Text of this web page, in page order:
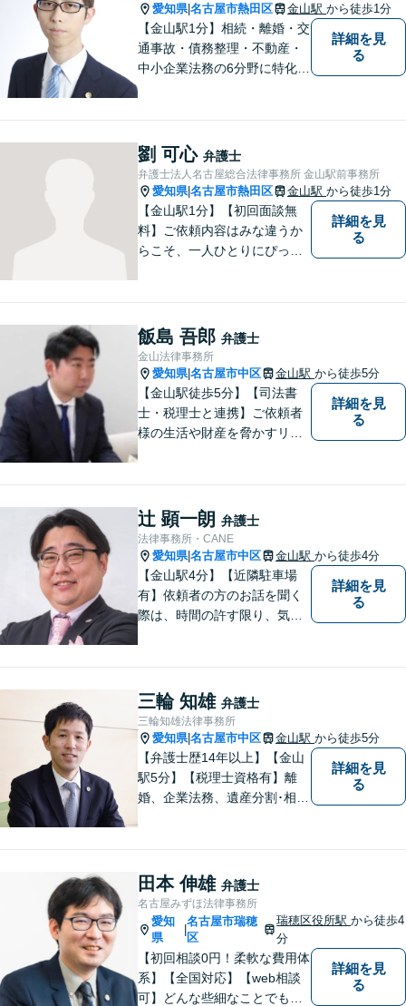
愛知県|名古屋市熱田区 金山駅 から徒歩1分
【金山駅1分】相続・離婚・交
通事故・債務整理・不動産・
中小企業法務の6分野に特化！
ーションを重視し、情報連携
を図りながら納得の解決へと
導いてまいります。
詳細を見
る
劉 可心 弁護士
弁護士法人名古屋総合法律事務所 金山駅前事務所
愛知県|名古屋市熱田区 金山駅 から徒歩1分
【金山駅1分】【初回面談無
料】ご依頼内容はみな違うか
らこそ、一人ひとりにぴった
ます。誰にも話せず抱えてき
た不安を、どうぞお聞かせく
ださい。【電話・WEB相談も
対応可能】
詳細を見
る
飯島 吾郎 弁護士
金山法律事務所
愛知県|名古屋市中区 金山駅 から徒歩5分
【金山駅徒歩5分】【司法書
士・税理士と連携】ご依頼者
様の生活や財産を脅かすリス
問題／不動産問題など幅広く
対応します。【地域に根差し
た弁護士】お気軽にご相談く
ださい。
詳細を見
る
辻 顕一朗 弁護士
法律事務所・CANE
愛知県|名古屋市中区 金山駅 から徒歩4分
【金山駅4分】【近隣駐車場
有】依頼者の方のお話を聞く
際は、時間の許す限り、気の
った対応・解決を目指しま
す。ぜひ、お気軽にご相談く
ださい。
詳細を見
る
三輪 知雄 弁護士
三輪知雄法律事務所
愛知県|名古屋市中区 金山駅 から徒歩5分
【弁護士歴14年以上】【金山
駅5分】【税理士資格有】離
婚、企業法務、遺産分割･相続
解決。【公式LINE】連絡も便
利！お気軽にご相談くださ
い！
詳細を見
る
田本 伸雄 弁護士
名古屋みずほ法律事務所
愛知
県
名古屋市瑞穂
区
瑞穂区役所駅から徒歩4
分
【初回相談0円！柔軟な費用体
系】【全国対応】【web相談
可】どんな些細なことでもお
詳細を見
る